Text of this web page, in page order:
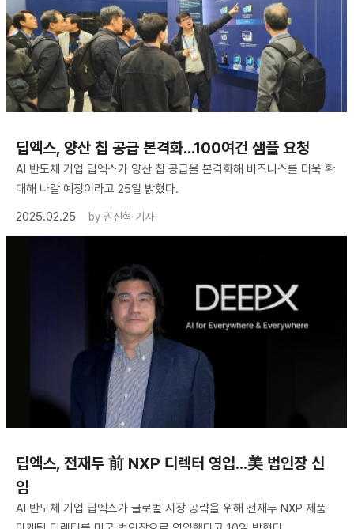
딥엑스, 양산 칩 공급 본격화...100여건 샘플 요청
AI 반도체 기업 딥엑스가 양산 칩 공급을 본격화해 비즈니스를 더욱 확
대해 나갈 예정이라고 25일 밝혔다.
2025.02.25
by 권신혁 기자
딥엑스, 전재두 前 NXP 디렉터 영입...美 법인장 신
임
AI 반도체 기업 딥엑스가 글로벌 시장 공략을 위해 전재두 NXP 제품